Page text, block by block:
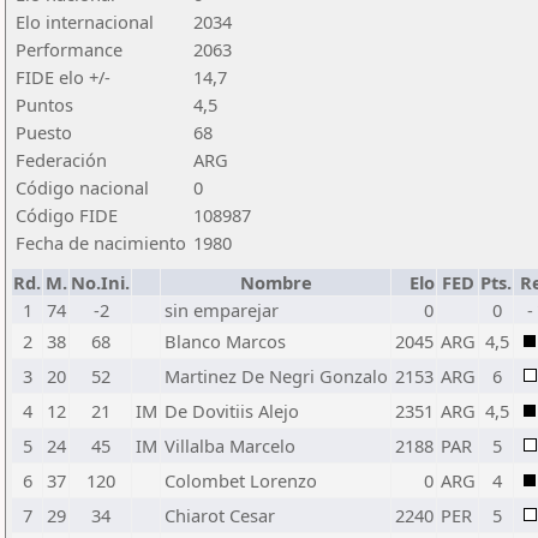
Elo internacional
2034
Performance
2063
FIDE elo +/-
14,7
Puntos
4,5
Puesto
68
Federación
ARG
Código nacional
0
Código FIDE
108987
Fecha de nacimiento 1980
Rd. M. No.Ini. Nombre Elo FED Pts.
1
74 -2 sin emparejar 0 0
-
2 38 68 Blanco Marcos 2045 ARG 4,5
3 20 52 Martinez De Negri Gonzalo 2153 ARG 6
4
12 21 IM De Dovitiis Alejo 2351 ARG 4,5
5 24 45 IM Villalba Marcelo 2188 PAR 5
6 37 120 Colombet Lorenzo 0 ARG 4
7 29 34 Chiarot Cesar 2240 PER 5